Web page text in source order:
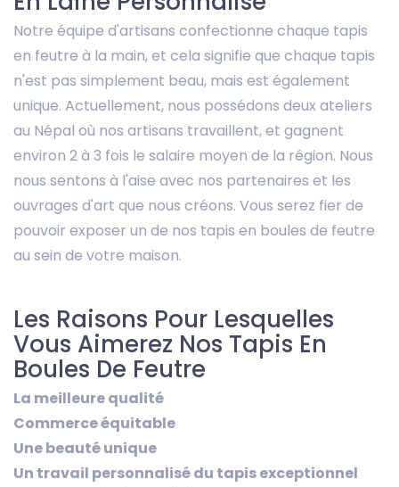
Notre équipe d'artisans confectionne chaque tapis
en feutre à la main, et cela signifie que chaque tapis
n'est pas simplement beau, mais est également
unique. Actuellement, nous possédons deux ateliers
au Népal où nos artisans travaillent, et gagnent
environ 2 à 3 fois le salaire moyen de la région. Nous
nous sentons à l'aise avec nos partenaires et les
ouvrages d'art que nous créons. Vous serez fier de
pouvoir exposer un de nos tapis en boules de feutre
au sein de votre maison.
Les Raisons Pour Lesquelles
Vous Aimerez Nos Tapis En
Boules De Feutre
La meilleure qualité
Commerce équitable
Une beauté unique
Un travail personnalisé du tapis exceptionnel